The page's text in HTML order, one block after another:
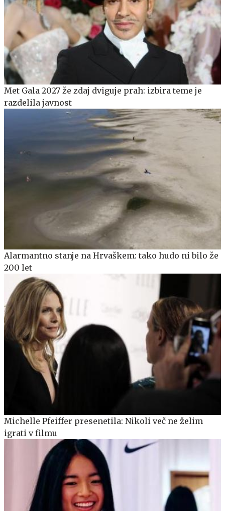
Met Gala 2027 že zdaj dviguje prah: izbira teme je
razdelila javnost
Alarmantno stanje na Hrvaškem: tako hudo ni bilo že
200 let
Michelle Pfeiffer presenetila: Nikoli več ne želim
igrati v filmu